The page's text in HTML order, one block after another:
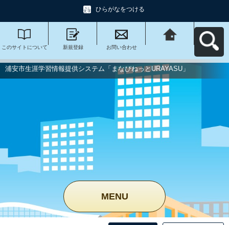
ひらがなをつける
このサイトについて 新規登録 お問い合わせ
びねっと
URAYASU」へ戻る
浦安市生涯学習情報提供システム「まなびねっとURAYASU」
MENU